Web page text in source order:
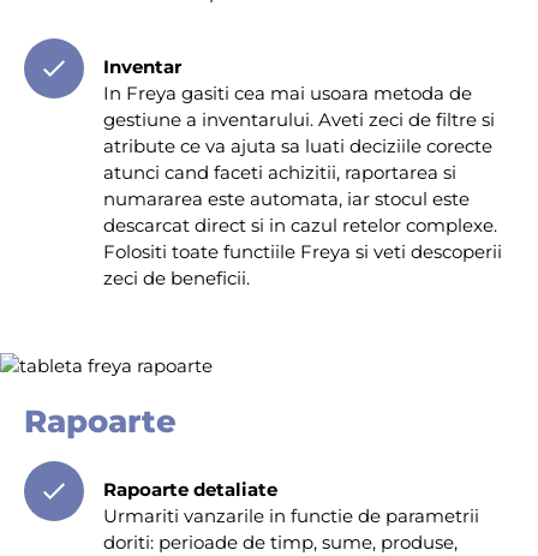
Inventar
In Freya gasiti cea mai usoara metoda de
gestiune a inventarului. Aveti zeci de filtre si
atribute ce va ajuta sa luati deciziile corecte
atunci cand faceti achizitii, raportarea si
numararea este automata, iar stocul este
descarcat direct si in cazul retelor complexe.
Folositi toate functiile Freya si veti descoperii
zeci de beneficii.
Rapoarte
Rapoarte detaliate
Urmariti vanzarile in functie de parametrii
doriti: perioade de timp, sume, produse,